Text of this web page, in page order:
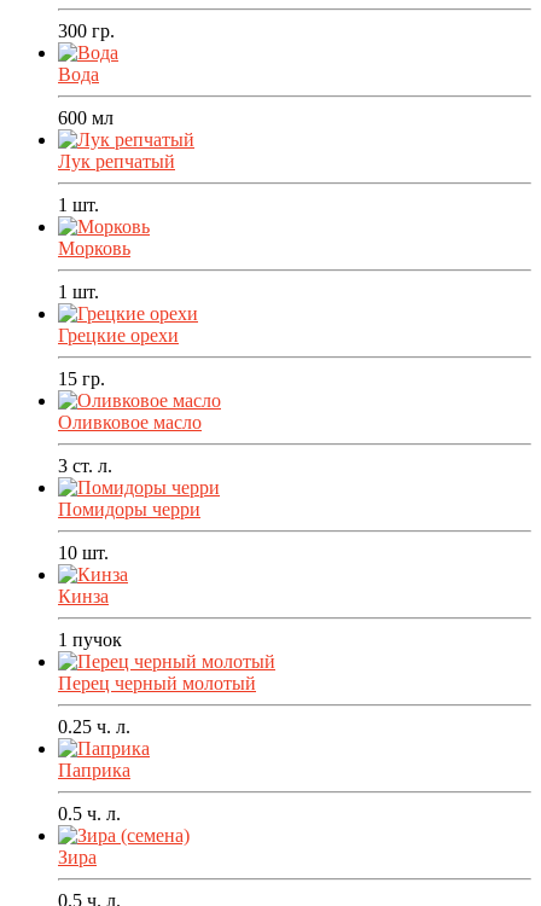
300 гр.
Вода
600 мл
Лук репчатый
1 шт.
Морковь
1 шт.
Грецкие орехи
15 гр.
Оливковое масло
3 ст. л.
Помидоры черри
10 шт.
Кинза
1 пучок
Перец черный молотый
0.25 ч. л.
Паприка
0.5 ч. л.
Зира
0.5 ч. л.